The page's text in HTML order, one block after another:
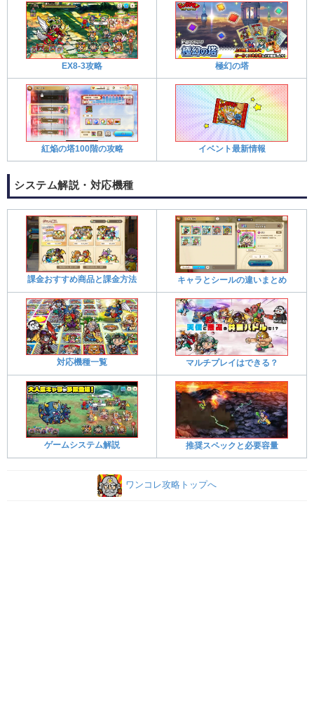
EX8-3攻略 極幻の塔
紅焔の塔100階の攻略 イベント最新情報
システム解説・対応機種
課金おすすめ商品と課金方法 キャラとシールの違いまとめ
対応機種一覧 マルチプレイはできる？
ゲームシステム解説 推奨スペックと必要容量
ワンコレ攻略トップへ